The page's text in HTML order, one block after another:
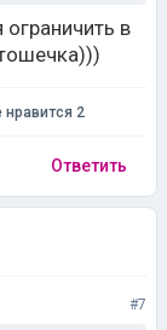
в
нравится 2
Ответить
#7